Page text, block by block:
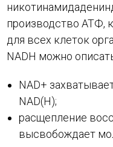
производство АТФ,
для всех клеток
NADH можно
NAD+
NAD(H);
расщепление
высвобождает